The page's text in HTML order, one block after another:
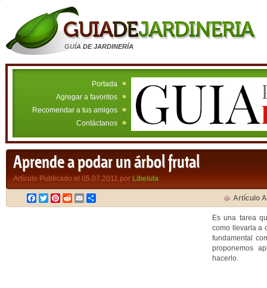
GUÍA DE JARDINERÍA
Portada
Agregar a favoritos
Recomendar a tus amigos
Contáctanos
Aprende a podar un árbol frutal
Artículo Publicado el 05.07.2011 por Libelula
Facebook
TwitterPinterest
RedditEmail Artículo
Es una tarea
como llevarla a
fundamental
proponemos
hacerlo.